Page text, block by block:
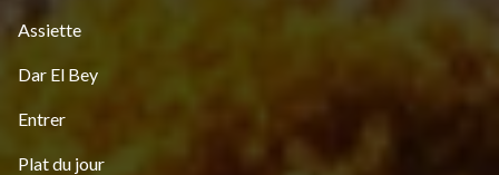
Assiette
Dar El Bey
Entrer
Plat du jour